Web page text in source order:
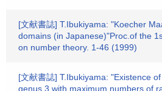
[文献書誌] T.Ibukiyama: "Koecher
domains (in Japanese)"Proc.of the
on number theory. 1-46 (1999)
[文献書誌] T.Ibukiyama: "Existence
genus 3 with maximum numbers of